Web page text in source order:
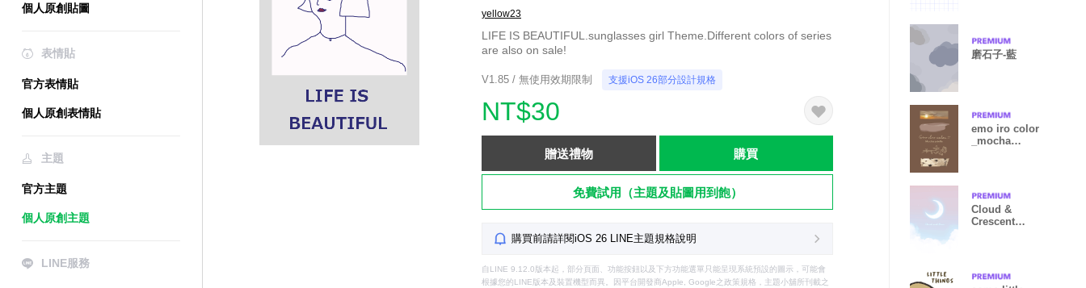
個人原創貼圖
表情貼
官方表情貼
個人原創表情貼
主題
官方主題
個人原創主題
LINE服務
yellow23
LIFE IS BEAUTIFUL.sunglasses girl Theme.Different colors of series
are also on sale!
V1.85 / 無使用效期限制 支援iOS 26部分設計規格
NT$30
贈送禮物 購買
免費試用（主題及貼圖用到飽）
購買前請詳閱iOS 26 LINE主題規格說明
自LINE 9.12.0版本起，部分頁面、功能按鈕以及下方功能選單只能呈現系統預設的圖示，可能會
根據您的LINE版本及裝置機型而異。因平台開發商Apple, Google之政策規格，主題小舖所刊載之
磨石子-藍
emo iro color
_mocha
Cloud &
Crescent